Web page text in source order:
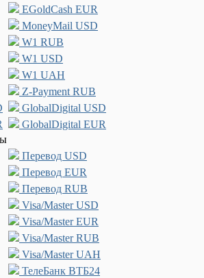
EGoldCash EUR
MoneyMail USD
W1 RUB
W1 USD
W1 UAH
Z-Payment RUB
GlobalDigital USD
GlobalDigital EUR
Перевод USD
Перевод EUR
Перевод RUB
Visa/Master USD
Visa/Master EUR
Visa/Master RUB
Visa/Master UAH
ТелеБанк ВТБ24